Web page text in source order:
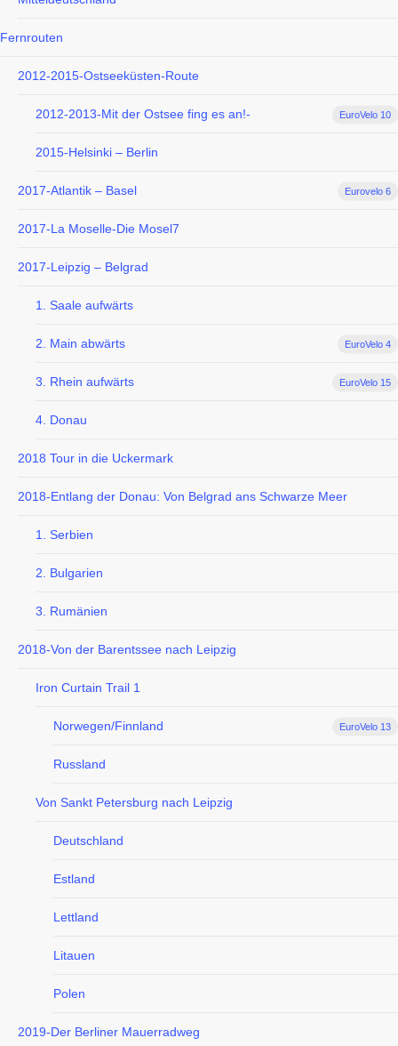
Fernrouten
2012-2015-Ostseeküsten-Route
EuroVelo 10
2012-2013-Mit der Ostsee fing es an!-
2015-Helsinki – Berlin
2017-Atlantik – Basel Eurovelo 6
2017-La Moselle-Die Mosel7
2017-Leipzig – Belgrad
1. Saale aufwärts
2. Main abwärts EuroVelo 4
3. Rhein aufwärts EuroVelo 15
4. Donau
2018 Tour in die Uckermark
2018-Entlang der Donau: Von Belgrad ans Schwarze Meer
1. Serbien
2. Bulgarien
3. Rumänien
2018-Von der Barentssee nach Leipzig
Iron Curtain Trail 1
EuroVelo 13
Norwegen/Finnland
Russland
Von Sankt Petersburg nach Leipzig
Deutschland
Estland
Lettland
Litauen
Polen
2019-Der Berliner Mauerradweg